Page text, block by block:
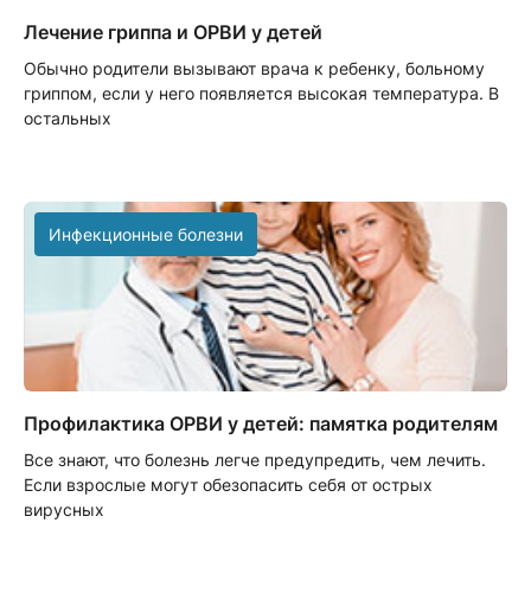
Лечение гриппа и ОРВИ у детей
Обычно родители вызывают врача к ребенку, больному
гриппом, если у него появляется высокая температура. В
остальных
Инфекционные болезни
Профилактика ОРВИ у детей: памятка родителям
Все знают, что болезнь легче предупредить, чем лечить.
Если взрослые могут обезопасить себя от острых
вирусных